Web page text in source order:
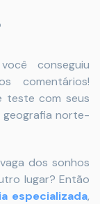
conseguiu
comentários!
teste com seus
geografia norte-
dos sonhos
lugar? Então
especializada,